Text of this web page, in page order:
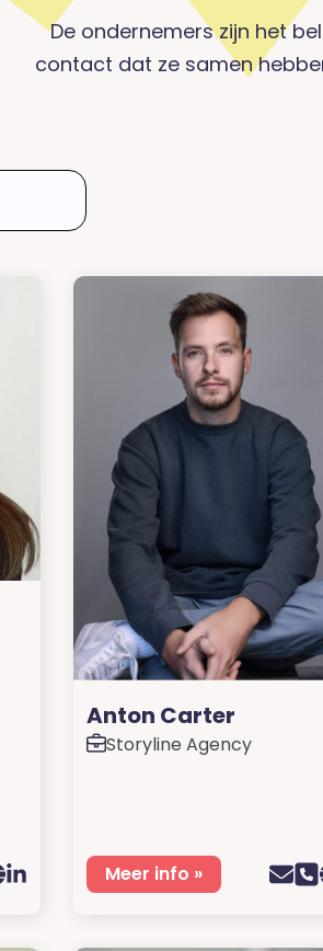
De ondernemers zijn het
contact dat ze samen
Anton Carter
Storyline Agency
Meer info »